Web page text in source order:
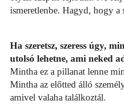
ismeretlenbe. Hagyd, hogy a
Ha szeretsz, szeress úgy,
utolsó lehetne, ami neked
Mintha ez a pillanat lenne
Mintha az előtted álló
amivel valaha találkoztál.